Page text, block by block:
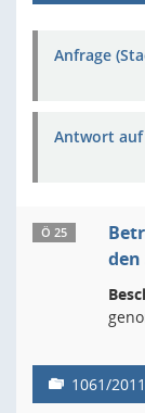
Anfrage
Antwort auf
Ö 25
den
1061/2011